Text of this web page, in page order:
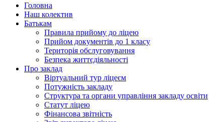
Головна
Наш колектив
Батькам
Правила прийому до ліцею
Прийом документів до 1 класу
Територія обслуговування
Безпека життєдіяльності
Про заклад
Віртуальний тур ліцеєм
Потужність закладу
Структура та органи управління закладу освіти
Статут ліцею
Фінансова звітність